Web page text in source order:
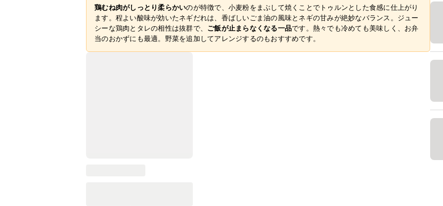
鶏むね肉がしっとり柔らかいのが特徴で、小麦粉をまぶして焼くことでトゥルンとした食感に仕上がり
ます。程よい酸味が効いたネギだれは、香ばしいごま油の風味とネギの甘みが絶妙なバランス。ジュー
シーな鶏肉とタレの相性は抜群で、 ご飯が止まらなくなる一品です。熱々でも冷めても美味しく、お弁
当のおかずにも最適。野菜を追加してアレンジするのもおすすめです。